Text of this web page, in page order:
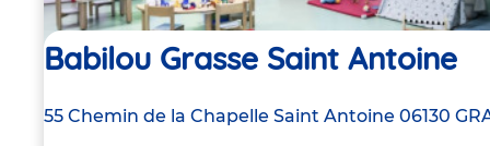
Babilou Grasse Saint Antoine
Adresse
55 Chemin de la Chapelle Saint Antoine 06130